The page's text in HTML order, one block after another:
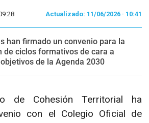
Actualizado: 11/06/2026 · 10:41
han firmado un convenio para la
de ciclos formativos de cara a
de la Agenda 2030
de Cohesión Territorial ha
con el Colegio Oficial de